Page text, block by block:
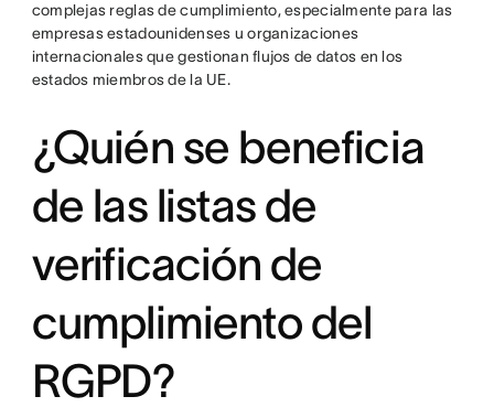
complejas reglas de cumplimiento, especialmente para las
empresas estadounidenses u organizaciones
internacionales que gestionan flujos de datos en los
estados miembros de la UE.
¿Quién se beneficia
de las listas de
verificación de
cumplimiento del
RGPD?